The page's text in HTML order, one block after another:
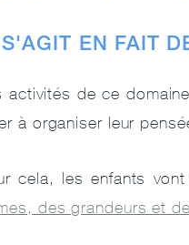
EN FAIT
activités de ce
à organiser leur
cela, les enfants
des grandeurs et